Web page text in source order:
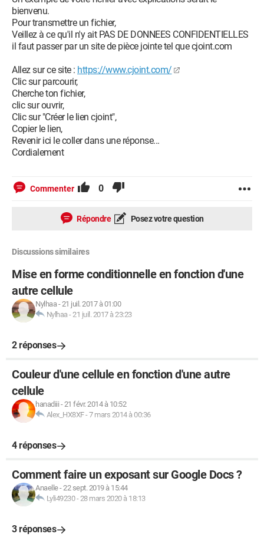
bienvenu.
Pour transmettre un fichier,
Veillez à ce qu'il n'y ait PAS DE DONNEES CONFIDENTIELLES
il faut passer par un site de pièce jointe tel que cjoint.com
Allez sur ce site : https://www.cjoint.com/
Clic sur parcourir,
Cherche ton fichier,
clic sur ouvrir,
Clic sur "Créer le lien cjoint",
Copier le lien,
Revenir ici le coller dans une réponse...
Cordialement
Commenter 0
Répondre Posez votre question
Discussions similaires
Mise en forme conditionnelle en fonction d'une
autre cellule
Nylhaa-21 juil. 2017 à 01:00
Nylhaa -21 juil. 2017 à 23:23
2 réponses
Couleur d'une cellule en fonction d'une autre
cellule
hanadiii -21 févr. 2014 à 10:52
Alex_HX8XF-7 mars 2014 à 00:36
4 réponses
Comment faire un exposant sur Google Docs ?
Anaelle-22 sept. 2019 à 15:44
Lyli49230-28 mars 2020 à 18:13
3 réponses